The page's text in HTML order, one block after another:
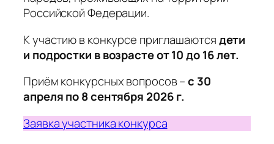
Российской Федерации.
К участию в конкурсе приглашаютсядети
и подростки в возрасте от 10 до 16 лет.
Приём конкурсных вопросов –с 30
апреля по 8 сентября 2026 г.
Заявка участника конкурса